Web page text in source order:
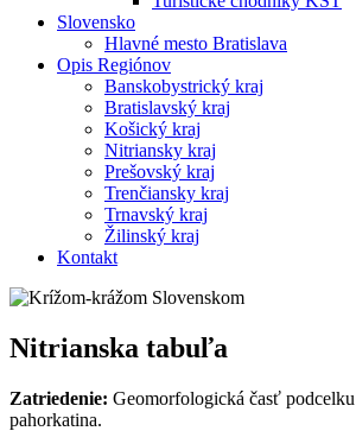
Slovensko
Hlavné mesto Bratislava
Opis Regiónov
Banskobystrický kraj
Bratislavský kraj
Košický kraj
Nitriansky kraj
Prešovský kraj
Trenčiansky kraj
Trnavský kraj
Žilinský kraj
Kontakt
Nitrianska tabuľa
Zatriedenie: Geomorfologická časť
pahorkatina.